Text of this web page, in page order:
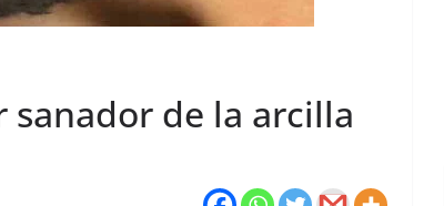
de la arcilla